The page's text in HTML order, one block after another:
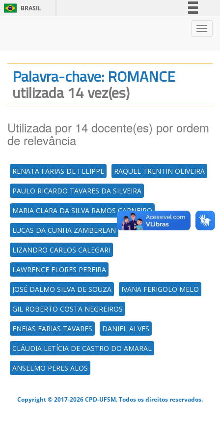
BRASIL
Legislação
Palavra-chave: ROMANCE
utilizada 14 vez(es)
Utilizada por 14 docente(es) por ordem
de relevância
RENATA FARIAS DE FELIPPE RAQUEL TRENTIN OLIVEIRA
PAULO RICARDO TAVARES DA SILVEIRA
MARIA CLARA DA SILVA RAMOS CARNEIRO
LUCAS DA CUNHA ZAMBERLAN
LIZANDRO CARLOS CALEGARI
LAWRENCE FLORES PEREIRA
JOSÉ DALMO SILVA DE SOUZA IVANA FERIGOLO MELO
GIL ROBERTO COSTA NEGREIROS
ENEIAS FARIAS TAVARES DANIEL ALVES
CLÁUDIA LETÍCIA DE CASTRO DO AMARAL
ANSELMO PERES ALOS
Copyright © 2017-2026 CPD-UFSM. Todos os direitos reservados.